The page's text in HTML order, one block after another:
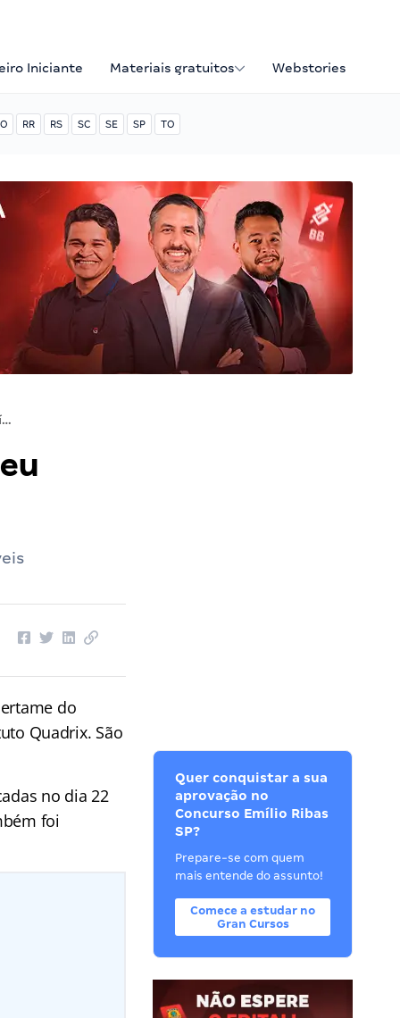
Iniciante Materiais gratuitos Webstories
RR RS SC SE SP TO
Gabarito Emílio Ribas SP: confira seu desempenho na prova!
do
Quadrix. São
no dia 22
foi
Quer conquistar a sua
aprovação no
Concurso Emílio Ribas
SP?
Prepare-se com quem
mais entende do assunto!
Comece a estudar no
Gran Cursos